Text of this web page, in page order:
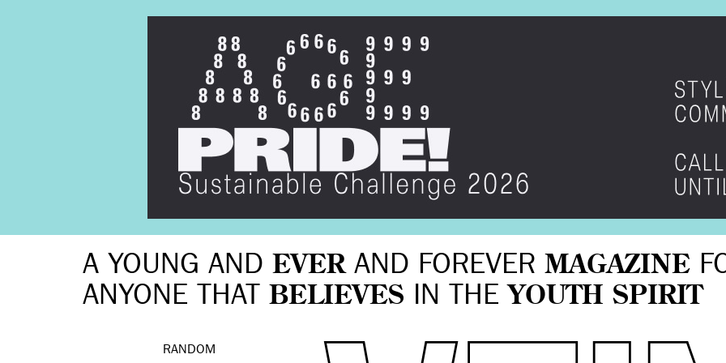
A YOUNG AND EVERAND FOREVER MAGAZINE
ANYONE THAT BELIEVES IN THE YOUTH SPIRIT
RANDOM